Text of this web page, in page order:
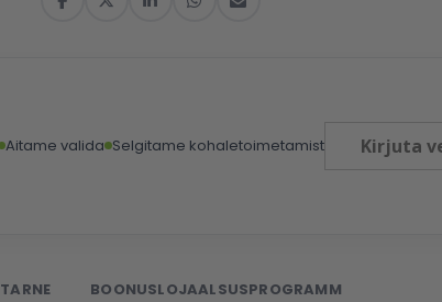
Aitame valida Selgitame kohaletoimetamist Kirjuta
TARNE BOONUSLOJAALSUSPROGRAMM